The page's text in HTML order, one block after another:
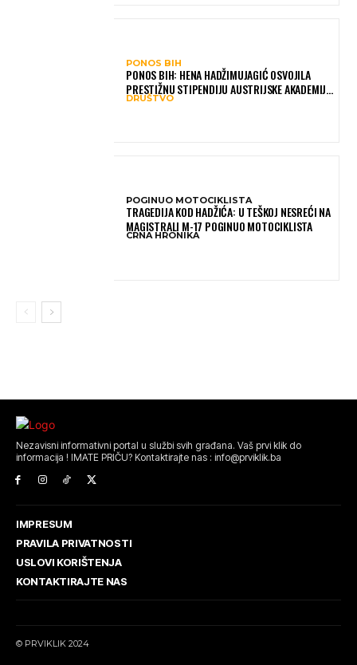
PONOS BIH
PONOS BIH: HENA HADŽIMUJAGIĆ OSVOJILA
PRESTIŽNU STIPENDIJU AUSTRIJSKE AKADEMIJE
NAUKA, NJENO ISTRAŽIVANJE MOGLO BI POMOĆI
DRUŠTVO
POGINUO MOTOCIKLISTA
TRAGEDIJA KOD HADŽIĆA: U TEŠKOJ NESREĆI NA
MAGISTRALI M-17 POGINUO MOTOCIKLISTA
CRNA HRONIKA
Nezavisni informativni portal u službi svih građana. Vaš prvi klik do
informacija ! IMATE PRIČU? Kontaktirajte nas : info@prviklik.ba
IMPRESUM
PRAVILA PRIVATNOSTI
USLOVI KORIŠTENJA
KONTAKTIRAJTE NAS
© PRVIKLIK 2024